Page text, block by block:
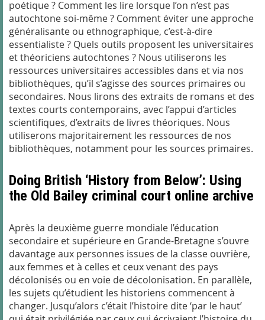
poétique ? Comment les lire lorsque l’on n’est pas
autochtone soi-même ? Comment éviter une approche
généralisante ou ethnographique, c’est-à-dire
essentialiste ? Quels outils proposent les universitaires
et théoriciens autochtones ? Nous utiliserons les
ressources universitaires accessibles dans et via nos
bibliothèques, qu’il s’agisse des sources primaires ou
secondaires. Nous lirons des extraits de romans et des
textes courts contemporains, avec l’appui d’articles
scientifiques, d’extraits de livres théoriques. Nous
utiliserons majoritairement les ressources de nos
bibliothèques, notamment pour les sources primaires.
Doing British ‘History from Below’: Using
the Old Bailey criminal court online archive
Après la deuxième guerre mondiale l’éducation
secondaire et supérieure en Grande-Bretagne s’ouvre
davantage aux personnes issues de la classe ouvrière,
aux femmes et à celles et ceux venant des pays
décolonisés ou en voie de décolonisation. En parallèle,
les sujets qu’étudient les historiens commencent à
changer. Jusqu’alors c’était l’histoire dite ‘par le haut’